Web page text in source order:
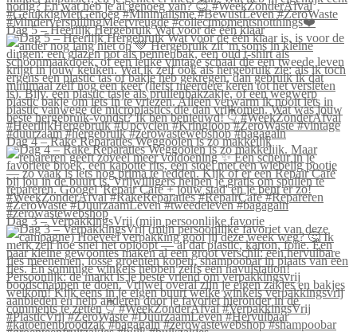
Dag 5 – Heerlijk Hergebruik Wat voor de één klaar
Dag 4 – Rake Reparaties Weggooien is zo makkelijk
Dag 3 – VerpakkingsVrij (mijn persoonlijke favorie